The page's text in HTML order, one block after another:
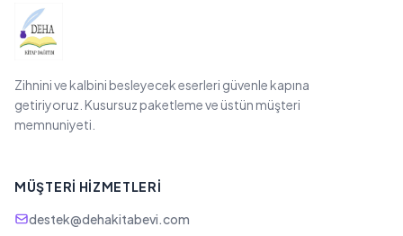
Zihnini ve kalbini besleyecek eserleri güvenle kapına
getiriyoruz. Kusursuz paketleme ve üstün müşteri
memnuniyeti.
MÜŞTERI HIZMETLERI
destek@dehakitabevi.com